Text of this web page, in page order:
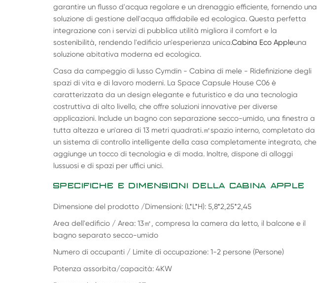
garantire un flusso d'acqua regolare e un drenaggio efficiente, fornendo una
soluzione di gestione dell'acqua affidabile ed ecologica. Questa perfetta
integrazione con i servizi di pubblica utilità migliora il comfort e la
sostenibilità, rendendo l'edificio un'esperienza unica.Cabina Eco Appleuna
soluzione abitativa moderna ed ecologica.
Casa da campeggio di lusso Cymdin - Cabina di mele - Ridefinizione degli
spazi di vita e di lavoro moderni. La Space Capsule House C06 è
caratterizzata da un design elegante e futuristico e da una tecnologia
costruttiva di alto livello, che offre soluzioni innovative per diverse
applicazioni. Include un bagno con separazione secco-umido, una finestra a
tutta altezza e un'area di 13 metri quadrati.㎡spazio interno, completato da
un sistema di controllo intelligente della casa completamente integrato, che
aggiunge un tocco di tecnologia e di moda. Inoltre, dispone di alloggi
lussuosi e di spazi per uffici unici.
SPECIFICHE E DIMENSIONI DELLA CABINA APPLE
Dimensione del prodotto /Dimensioni: (L*L*H): 5,8*2,25*2,45
Area dell'edificio / Area: 13㎡, compresa la camera da letto, il balcone e il
bagno separato secco-umido
Numero di occupanti / Limite di occupazione: 1-2 persone (Persone)
Potenza assorbita/capacità: 4KW